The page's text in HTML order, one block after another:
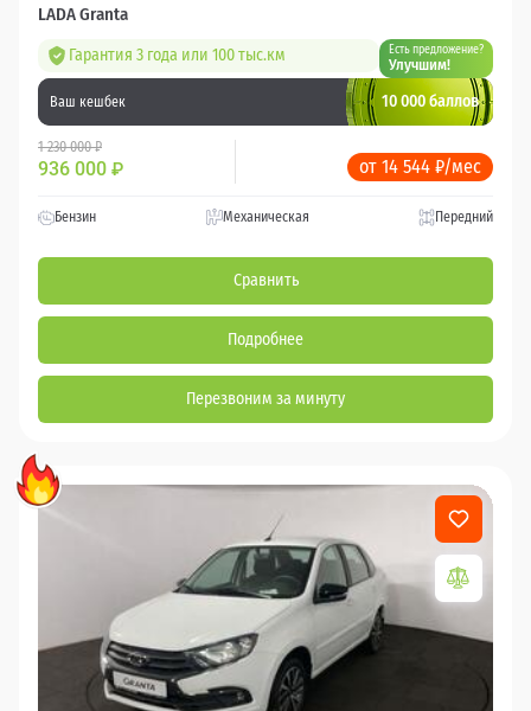
LADA Granta
Гарантия 3 года или 100 тыс.км Есть предложение?
Улучшим!
Ваш кешбек 10 000 баллов
1 230 000 ₽
936 000 ₽ от 14 544 ₽/мес
Бензин Механическая Передний
Сравнить
Подробнее
Перезвоним за минуту